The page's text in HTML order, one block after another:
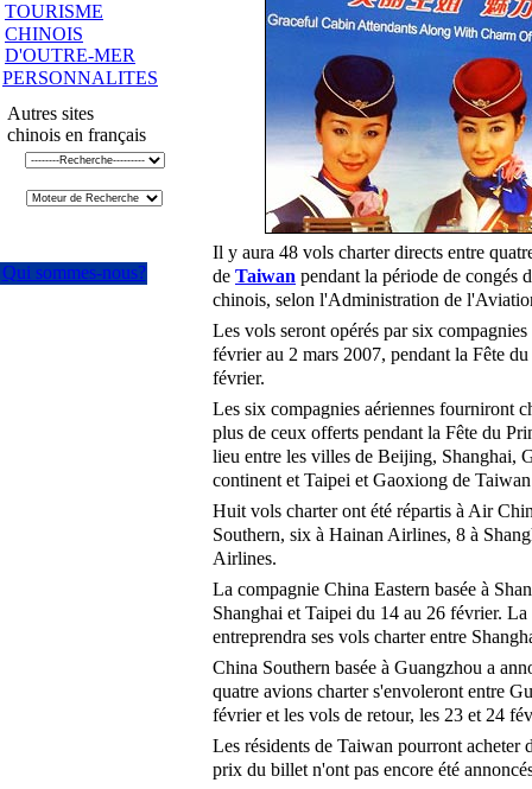
TOURISME
CHINOIS
D'OUTRE-MER
PERSONNALITES
Autres sites
chinois en français
Qui sommes-nous?
Il y aura 48 vols charter directs entre
de Taiwan pendant la période de congés
chinois, selon l'Administration de
Les vols seront opérés par six
février au 2 mars 2007, pendant la Fête
février.
Les six compagnies aériennes fourniront
plus de ceux offerts pendant la Fête du
lieu entre les villes de Beijing, Shanghai,
continent et Taipei et Gaoxiong de
Huit vols charter ont été répartis à Air
Southern, six à Hainan Airlines, 8 à
Airlines.
La compagnie China Eastern basée à
Shanghai et Taipei du 14 au 26 février.
entreprendra ses vols charter entre
China Southern basée à Guangzhou a
quatre avions charter s'envoleront entre
février et les vols de retour, les 23 et 24
Les résidents de Taiwan pourront acheter
prix du billet n'ont pas encore été